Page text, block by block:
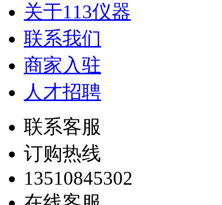
关于113仪器
联系我们
商家入驻
人才招聘
联系客服
订购热线
13510845302